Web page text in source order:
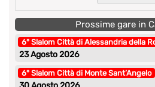
Prossime gare in
6° Slalom Città di Alessandria della
23 Agosto 2026
6° Slalom Città di Monte Sant’Angelo